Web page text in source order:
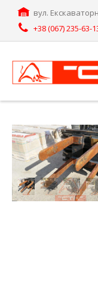
вул.
+38 (067) 235-63-